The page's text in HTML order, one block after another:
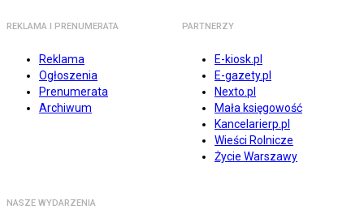
REKLAMA I PRENUMERATA
Reklama
Ogłoszenia
Prenumerata
Archiwum
PARTNERZY
E-kiosk.pl
E-gazety.pl
Nexto.pl
Mała księgowość
Kancelarierp.pl
Wieści Rolnicze
Życie Warszawy
NASZE WYDARZENIA